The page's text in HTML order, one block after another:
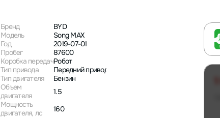
Бренд
BYD
Модель
Song MAX
Год
2019-07-01
Пробег
87600
Коробка передачРобот
Тип привода
Передний привод
Тип двигателя
Бензин
Объем
двигателя
1.5
Мощность
двигателя, лс
160